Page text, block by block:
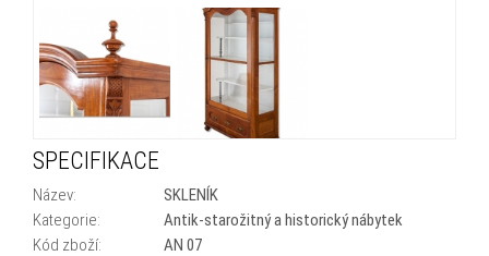
SPECIFIKACE
Název:
SKLENÍK
Kategorie:
Antik-starožitný a historický nábytek
Kód zboží:
AN 07